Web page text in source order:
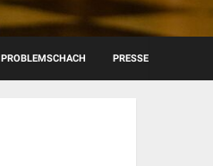
PROBLEMSCHACH PRESSE